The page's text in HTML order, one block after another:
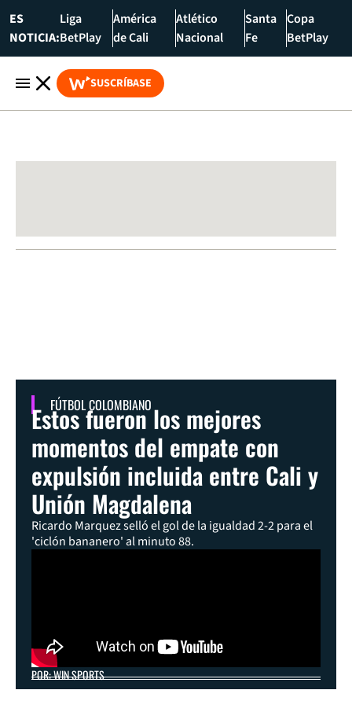
ES
NOTICIA:
Liga
BetPlay
América
de Cali
Atlético
Nacional
Santa
Fe
Copa
BetPlay
SUSCRÍBASE
FÚTBOL COLOMBIANO
Estos fueron los mejores
momentos del empate con
expulsión incluida entre Cali y
Unión Magdalena
Ricardo Marquez selló el gol de la igualdad 2-2 para el
'ciclón bananero' al minuto 88.
POR: WIN SPORTS